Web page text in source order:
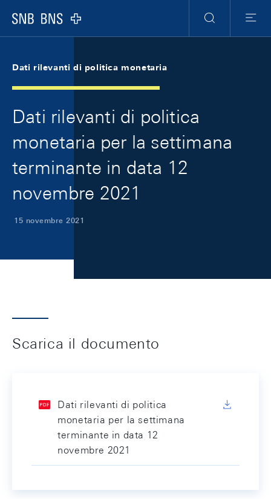
Logo
Ricerca
Menu
Dati rilevanti di politica monetaria
Dati rilevanti di politica
monetaria per la settimana
terminante in data 12
novembre 2021
15 novembre 2021
Scarica il documento
Dati rilevanti di politica
monetaria per la settimana
terminante in data 12
novembre 2021